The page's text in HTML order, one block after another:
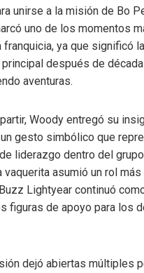
unirse a la misión de Bo
uno de los momentos
franquicia, ya que significó
después de
aventuras.
Woody entregó su
gesto simbólico que
liderazgo dentro del
vaquerita asumió un rol
Lightyear continuó
figuras de apoyo para los
dejó abiertas múltiples